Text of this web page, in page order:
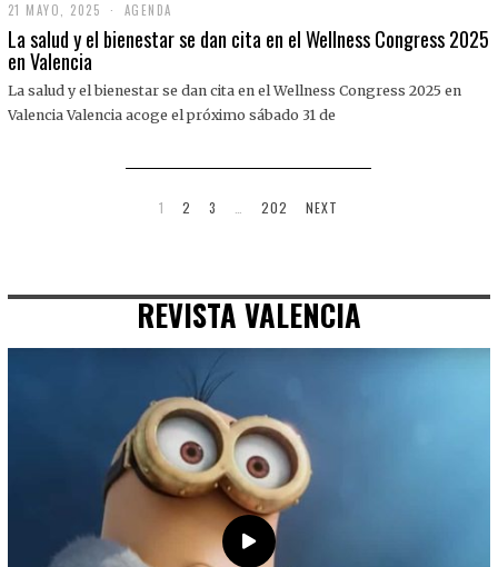
21 MAYO, 2025
1
M
O
,
AGENDA
La salud y el bienestar se dan cita en el Wellness Congress 2025
en Valencia
La salud y el bienestar se dan cita en el Wellness Congress 2025 en
Valencia Valencia acoge el próximo sábado 31 de
1 2 3 202 NEXT
REVISTA VALENCIA